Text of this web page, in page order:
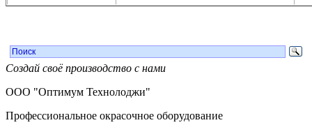
Создай своё производство с нами
ООО "Оптимум Технолоджи"
Профессиональное окрасочное оборудование